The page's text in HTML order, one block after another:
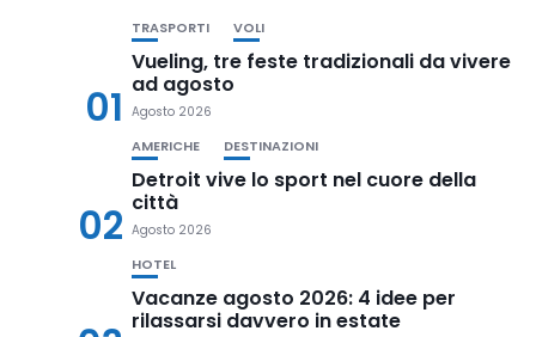
01
TRASPORTI VOLI
Vueling, tre feste tradizionali da vivere
ad agosto
Agosto 2026
02
AMERICHE DESTINAZIONI
Detroit vive lo sport nel cuore della
città
Agosto 2026
HOTEL
Vacanze agosto 2026: 4 idee per
rilassarsi davvero in estate